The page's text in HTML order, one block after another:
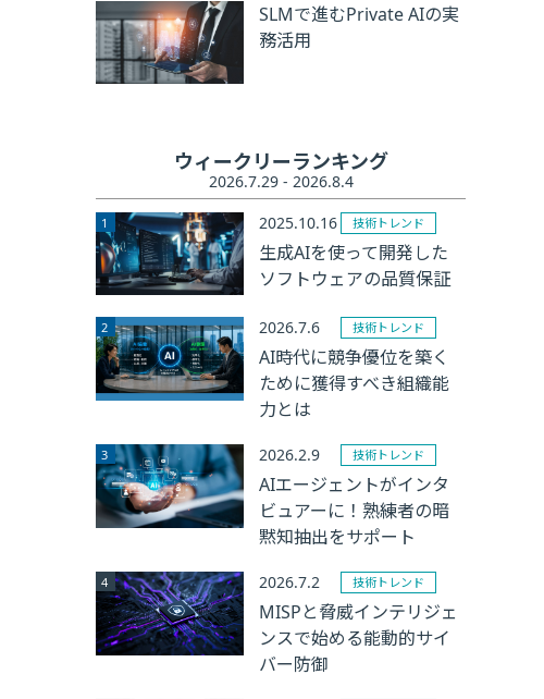
SLMで進むPrivate AIの実
務活用
ウィークリーランキング
2026.7.29 - 2026.8.4
2025.10.16
技術トレンド
生成AIを使って開発した
ソフトウェアの品質保証
2026.7.6 技術トレンド
AI時代に競争優位を築く
ために獲得すべき組織能
力とは
2026.2.9 技術トレンド
AIエージェントがインタ
ビュアーに！熟練者の暗
黙知抽出をサポート
2026.7.2 技術トレンド
MISPと脅威インテリジェ
ンスで始める能動的サイ
バー防御